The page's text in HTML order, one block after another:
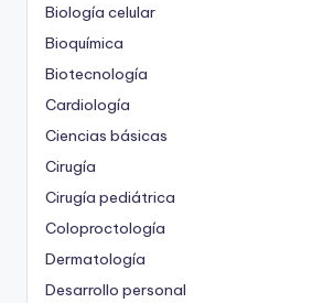
Biología celular
Bioquímica
Biotecnología
Cardiología
Ciencias básicas
Cirugía
Cirugía pediátrica
Coloproctología
Dermatología
Desarrollo personal